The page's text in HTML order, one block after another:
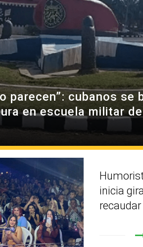
parecen”: cubanos se
en escuela militar
inicia